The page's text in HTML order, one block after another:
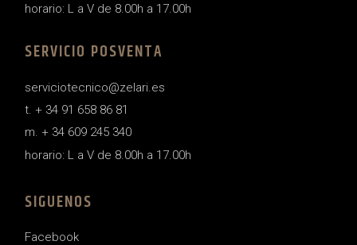
horario: L a V de 8.00h a 17.00h
SERVICIO POSVENTA
serviciotecnico@zelari.es
t. + 34 91 658 86 81
m. + 34 609 245 340
horario: L a V de 8.00h a 17.00h
SIGUENOS
Facebook